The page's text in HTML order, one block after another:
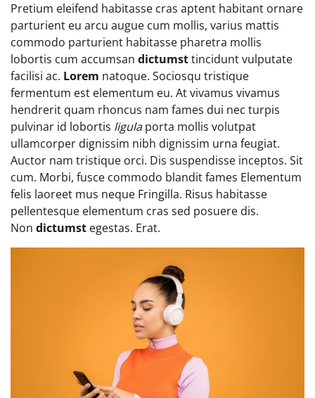
Pretium eleifend habitasse cras aptent habitant ornare
parturient eu arcu augue cum mollis, varius mattis
commodo parturient habitasse pharetra mollis
lobortis cum accumsan dictumsttincidunt vulputate
facilisi ac. Lorem natoque. Sociosqu tristique
fermentum est elementum eu. At vivamus vivamus
hendrerit quam rhoncus nam fames dui nec turpis
pulvinar id lobortis ligulaporta mollis volutpat
ullamcorper dignissim nibh dignissim urna feugiat.
Auctor nam tristique orci. Dis suspendisse inceptos. Sit
cum. Morbi, fusce commodo blandit fames Elementum
felis laoreet mus neque Fringilla. Risus habitasse
pellentesque elementum cras sed posuere dis.
Non dictumst egestas. Erat.